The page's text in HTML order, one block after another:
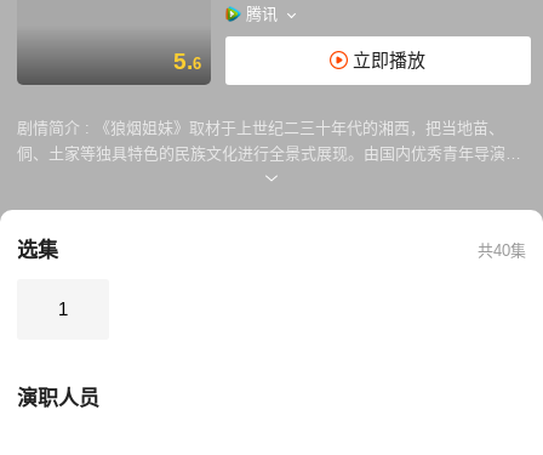
5.6
腾讯
立即播放
剧情简介 :
《狼烟姐妹》取材于上世纪二三十年代的湘西，把当地苗、
侗、土家等独具特色的民族文化进行全景式展现。由国内优秀青年导演孙
小光执导，知名演员连奕名、杨若兮、王珂等领衔主演。剧情从红军女兵
选集 共40集
1
演职人员